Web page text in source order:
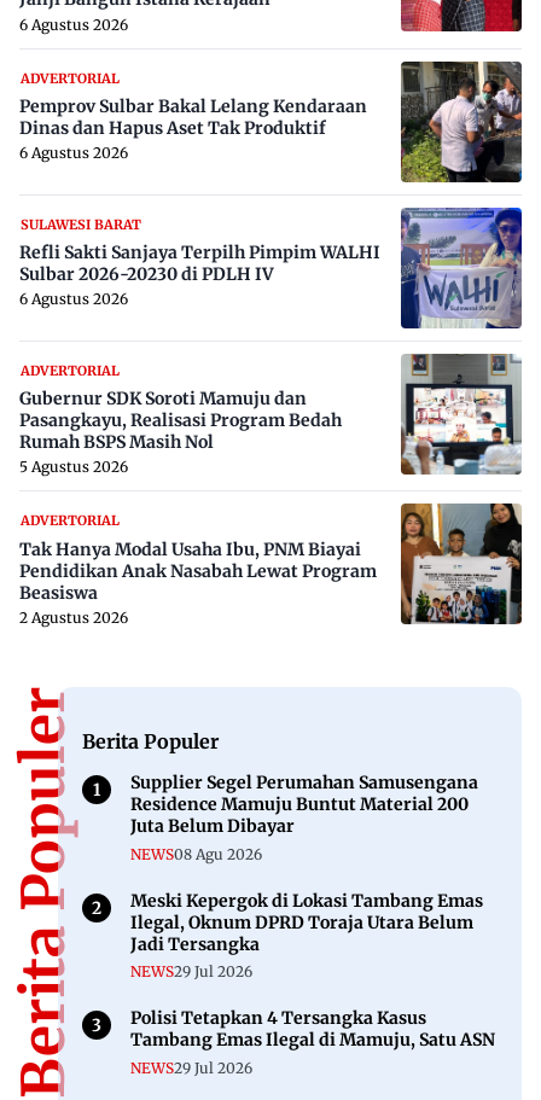
6 Agustus 2026
ADVERTORIAL
Pemprov Sulbar Bakal Lelang Kendaraan
Dinas dan Hapus Aset Tak Produktif
6 Agustus 2026
SULAWESI BARAT
Refli Sakti Sanjaya Terpilh Pimpim WALHI
Sulbar 2026-20230 di PDLH IV
6 Agustus 2026
ADVERTORIAL
Gubernur SDK Soroti Mamuju dan
Pasangkayu, Realisasi Program Bedah
Rumah BSPS Masih Nol
5 Agustus 2026
ADVERTORIAL
Tak Hanya Modal Usaha Ibu, PNM Biayai
Pendidikan Anak Nasabah Lewat Program
Beasiswa
2 Agustus 2026
Berita PopulerBerita Populer
Supplier Segel Perumahan Samusengana
Residence Mamuju Buntut Material 200
Juta Belum Dibayar
NEWS08 Agu 2026
Meski Kepergok di Lokasi Tambang Emas
Ilegal, Oknum DPRD Toraja Utara Belum
Jadi Tersangka
NEWS29 Jul 2026
Polisi Tetapkan 4 Tersangka Kasus
Tambang Emas Ilegal di Mamuju, Satu ASN
NEWS29 Jul 2026